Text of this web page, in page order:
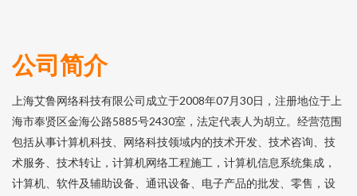
公司简介
上海艾鲁网络科技有限公司成立于2008年07月30日，注册地位于上
海市奉贤区金海公路5885号2430室，法定代表人为胡立。经营范围
包括从事计算机科技、网络科技领域内的技术开发、技术咨询、技
术服务、技术转让，计算机网络工程施工，计算机信息系统集成，
计算机、软件及辅助设备、通讯设备、电子产品的批发、零售，设